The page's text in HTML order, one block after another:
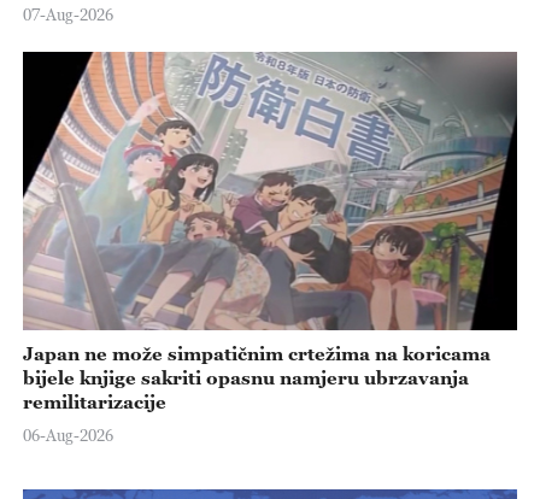
07-Aug-2026
Japan ne može simpatičnim crtežima na koricama
bijele knjige sakriti opasnu namjeru ubrzavanja
remilitarizacije
06-Aug-2026